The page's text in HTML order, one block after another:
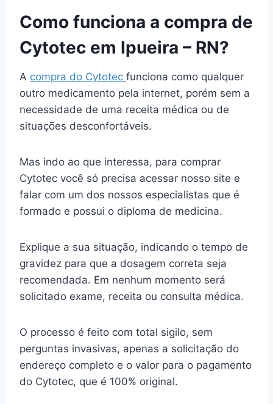
Como funciona a compra de
Cytotec em Ipueira – RN?
A compra do Cytotec funciona como qualquer
outro medicamento pela internet, porém sem a
necessidade de uma receita médica ou de
situações desconfortáveis.
Mas indo ao que interessa, para comprar
Cytotec você só precisa acessar nosso site e
falar com um dos nossos especialistas que é
formado e possui o diploma de medicina.
Explique a sua situação, indicando o tempo de
gravidez para que a dosagem correta seja
recomendada. Em nenhum momento será
solicitado exame, receita ou consulta médica.
O processo é feito com total sigilo, sem
perguntas invasivas, apenas a solicitação do
endereço completo e o valor para o pagamento
do Cytotec, que é 100% original.